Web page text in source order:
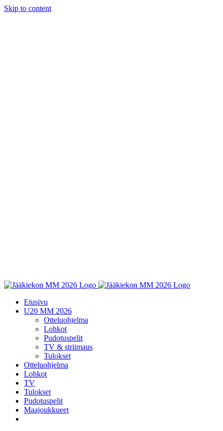
Skip to content
Etusivu
U20 MM 2026
Otteluohjelma
Lohkot
Pudotuspelit
TV & striimaus
Tulokset
Otteluohjelma
Lohkot
TV
Tulokset
Pudotuspelit
Maajoukkueet